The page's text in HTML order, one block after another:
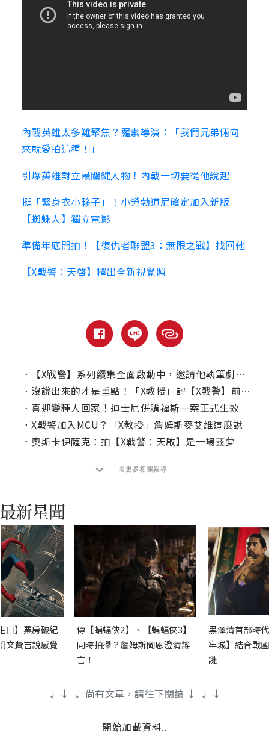
內戰英雄太多難聚焦？羅素導演：「我們兄弟倆向
來就愛拍這種！」
引爆英雄對立最關鍵人物！內戰一切要從他說起
挺「緊身衣小夥子」！小勞勃道尼確定加入新版
【蜘蛛人】獨立電影
準備年底開拍！【復仇者聯盟3：無限之戰】找回他
【X戰警：天啓】釋出全新視覺照
．
【X戰警】系列續集全面啟動中，邀請他執筆劇情！
． 沒說出來的才是重點！「X教授」評【X戰警】前傳系列敗因
． 喜迎變種人回家！迪士尼併購福斯一案正式生效
． X戰警加入MCU？「X教授」詹姆斯麥艾維這麼說
． 奧斯卡伊薩克：拍【X戰警：天啟】是一場噩夢
看更多相關報導
日】票房破紀
文費吉說感覺
傳【蝙蝠俠2】、【蝙蝠俠3】
同時拍攝？詹姆斯岡恩澄清謠
言！
黑澤清首部時
牢城】結合戰
謎
↓ ↓ ↓ 尚有文章，請往下閱讀 ↓ ↓ ↓
開始加載資料..